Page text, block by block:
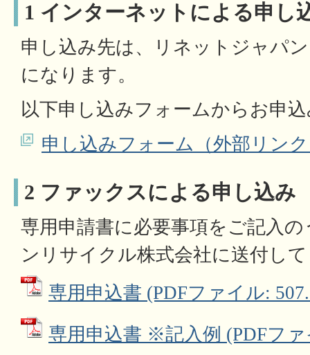
1 インターネットによる申し
申し込み先は、リネットジャパ
になります。
以下申し込みフォームからお申
申し込みフォーム（外部リン
2 ファックスによる申し込み
専用申請書に必要事項をご記入
ンリサイクル株式会社に送付し
専用申込書 (PDFファイル:
専用申込書 ※記入例 (PDFフ